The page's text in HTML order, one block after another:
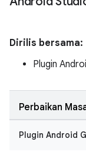
Dirilis bersama:
Plugin
Perbaikan
Plugin Android